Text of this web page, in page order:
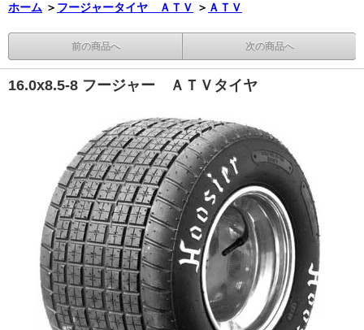
ホーム ＞ フージャータイヤ ＡＴＶ ＞ ＡＴＶ
前の商品へ 次の商品へ
16.0x8.5-8 フージャー ＡＴＶタイヤ